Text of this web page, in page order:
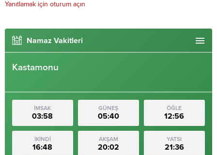
Yanıtlamak için oturum açın
Namaz Vakitleri
Kastamonu
İMSAK
03:58
GÜNEŞ
05:40
ÖĞLE
12:56
İKİNDİ
16:48
AKŞAM
20:02
YATSI
21:36